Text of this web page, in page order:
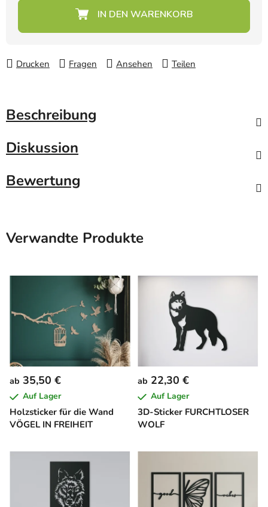
Drucken Fragen Ansehen Teilen
Beschreibung
Diskussion
Bewertung
Verwandte Produkte
Holzsticker für die Wand
VÖGEL IN FREIHEIT
ab 35,50 €
Auf Lager
3D-Sticker FURCHTLOSER
WOLF
ab 22,30 €
Auf Lager